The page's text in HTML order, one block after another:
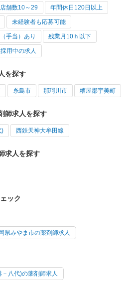
店舗数10～29 年間休日120日以上
未経験者も応募可能
手当）あり 残業月10ｈ以下
用中の求人
を探す
糸島市 那珂川市 糟屋郡宇美町
師求人を探す
) 西鉄天神大牟田線
求人を探す
ック
県みやま市の薬剤師求人
八代)の薬剤師求人